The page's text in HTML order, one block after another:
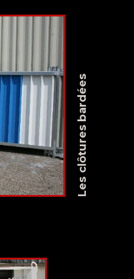
Les clôtures bardées